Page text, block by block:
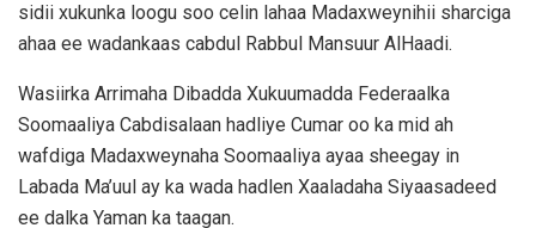
sidii xukunka loogu soo celin lahaa Madaxweynihii sharciga
ahaa ee wadankaas cabdul Rabbul Mansuur AlHaadi.
Wasiirka Arrimaha Dibadda Xukuumadda Federaalka
Soomaaliya Cabdisalaan hadliye Cumar oo ka mid ah
wafdiga Madaxweynaha Soomaaliya ayaa sheegay in
Labada Ma’uul ay ka wada hadlen Xaaladaha Siyaasadeed
ee dalka Yaman ka taagan.